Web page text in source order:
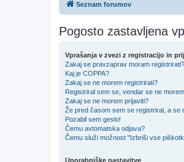
Seznam forumov
Pogosto zastavljena
Vprašanja v zvezi z registracijo in
Zakaj se pravzaprav moram registrirati?
Kaj je COPPA?
Zakaj se ne morem registrirati?
Registriral sem se, vendar se ne
Zakaj se ne morem prijaviti?
Že pred časom sem se registriral, a se
Pozabil sem geslo!
Čemu avtomatska odjava?
Čemu služi možnost "Izbriši vse
Uporabniške nastavitve